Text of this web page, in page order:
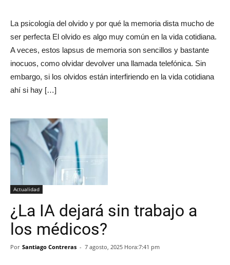
La psicología del olvido y por qué la memoria dista mucho de
ser perfecta El olvido es algo muy común en la vida cotidiana.
A veces, estos lapsus de memoria son sencillos y bastante
inocuos, como olvidar devolver una llamada telefónica. Sin
embargo, si los olvidos están interfiriendo en la vida cotidiana
ahí si hay […]
Actualidad
¿La IA dejará sin trabajo a
los médicos?
Por Santiago Contreras - 7 agosto, 2025 Hora:7:41 pm